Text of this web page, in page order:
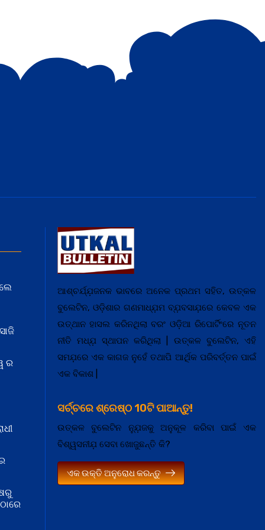
ର
ଆଶ୍ଚର୍ଯ୍ଯ଼ଜନକ ଭାବରେ ଅନେକ ପ୍ରଥମ ସହିତ, ଉତ୍କଳ
ବୁଲେଟିନ, ଓଡ଼ିଶାର ଗଣମାଧ୍ଯ଼ମ ବ୍ଯ଼ବସାଯ଼ରେ କେବଳ ଏକ
ଉତ୍ଥାନ ହାସଲ କରିନଥିଲା ବରଂ ଓଡ଼ିଆ ରିପୋର୍ଟିଂରେ ନୂତନ
ନୀତି ମଧ୍ଯ଼ ସ୍ଥାପନ କରିଥିଲା | ଉତ୍କଳ ବୁଲେଟିନ, ଏହି
ସମଯ଼ରେ ଏକ କାଗଜ ନୁହେଁ ତଥାପି ଆର୍ଥିକ ପରିବର୍ତ୍ତନ ପାଇଁ
ଏକ ବିକାଶ |
ସର୍ଚ୍ଚରେ ଶ୍ରେଷ୍ଠ 10ଟି ପାଆନ୍ତୁ!
ଉତ୍କଳ ବୁଲେଟିନ ନ୍ଯ଼ୁଜକୁ ଅନୁକୂଳ କରିବା ପାଇଁ ଏକ
ବିଶ୍ୱସନୀଯ଼ ସେବା ଖୋଜୁଛନ୍ତି କି?
ଏକ ଉକ୍ତି ଅନୁରୋଧ କରନ୍ତୁ